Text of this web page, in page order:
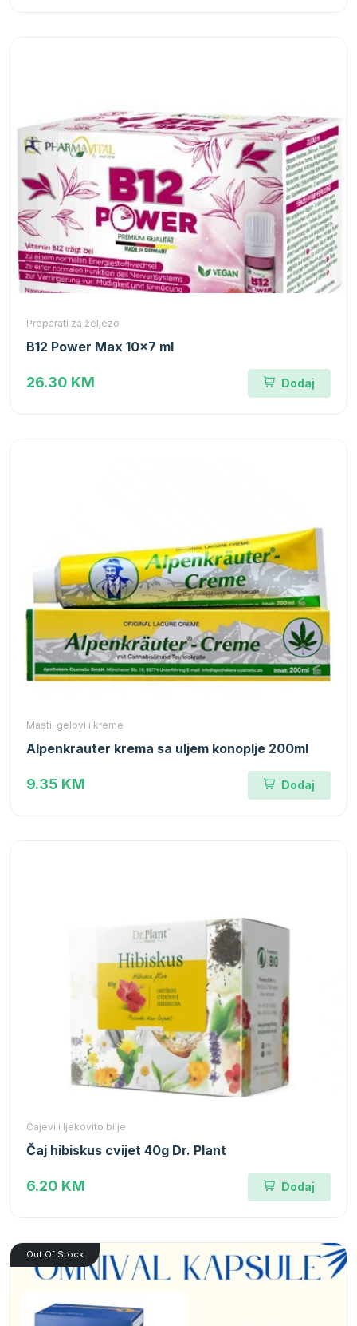
Preparati za željezo
B12 Power Max 10x7 ml
26.30 KM Dodaj
Masti, gelovi i kreme
Alpenkrauter krema sa uljem konoplje 200ml
9.35 KM Dodaj
Čajevi i ljekovito bilje
Čaj hibiskus cvijet 40g Dr. Plant
6.20 KM Dodaj
Out Of Stock